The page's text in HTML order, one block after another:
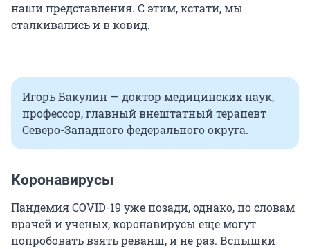
наши представления. С этим, кстати, мы
сталкивались и в ковид.
Игорь Бакулин — доктор медицинских наук,
профессор, главный внештатный терапевт
Северо-Западного федерального округа.
Коронавирусы
Пандемия COVID-19 уже позади, однако, по словам
врачей и ученых, коронавирусы еще могут
попробовать взять реванш, и не раз. Вспышки